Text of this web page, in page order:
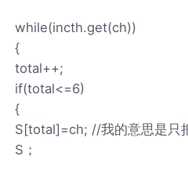
while(incth.get(ch))
{
total++;
if(total<=6)
{
S[total]=ch; //我的意思是只
S；